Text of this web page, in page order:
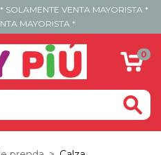
SOLAMENTE VENTA MAYORISTA *
MAYORISTA *
0